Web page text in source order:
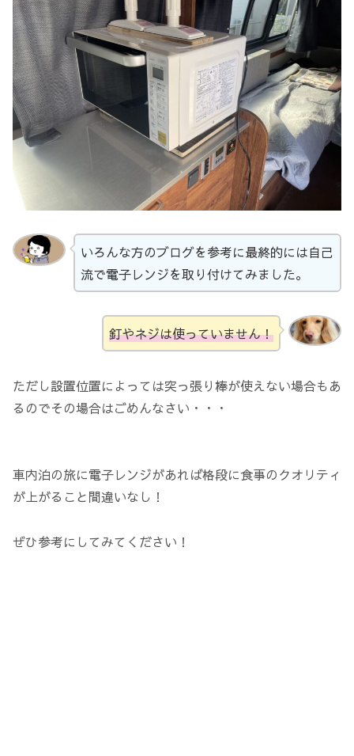
いろんな方のブログを参考に最終的には自己
流で電子レンジを取り付けてみました。
釘やネジは使っていません！
ただし設置位置によっては突っ張り棒が使えない場合もあ
るのでその場合はごめんなさい・・・
車内泊の旅に電子レンジがあれば格段に食事のクオリティ
が上がること間違いなし！
ぜひ参考にしてみてください！